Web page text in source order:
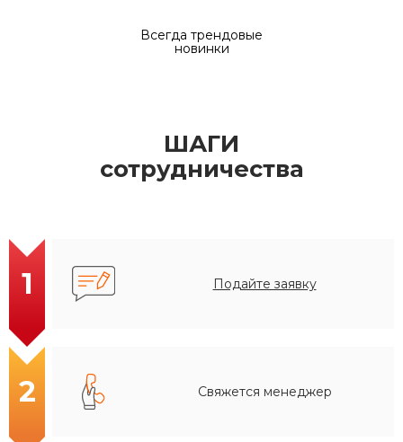
Всегда трендовые
новинки
ШАГИ
сотрудничества
1 Подайте заявку
2 Свяжется менеджер